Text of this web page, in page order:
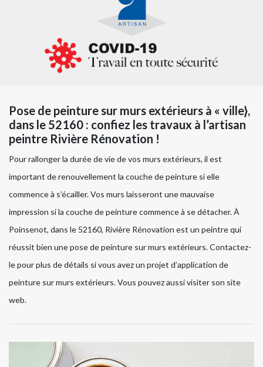
Pose de peinture sur murs extérieurs à « ville},
dans le 52160 : confiez les travaux à l’artisan
peintre Rivière Rénovation !
Pour rallonger la durée de vie de vos murs extérieurs, il est
important de renouvellement la couche de peinture si elle
commence à s’écailler. Vos murs laisseront une mauvaise
impression si la couche de peinture commence à se détacher. À
Poinsenot, dans le 52160, Rivière Rénovation est un peintre qui
réussit bien une pose de peinture sur murs extérieurs. Contactez-
le pour plus de détails si vous avez un projet d’application de
peinture sur murs extérieurs. Vous pouvez aussi visiter son site
web.